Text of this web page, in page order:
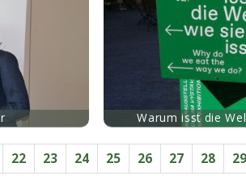
Warum isst die
22 23 24 25 26 27 28 29